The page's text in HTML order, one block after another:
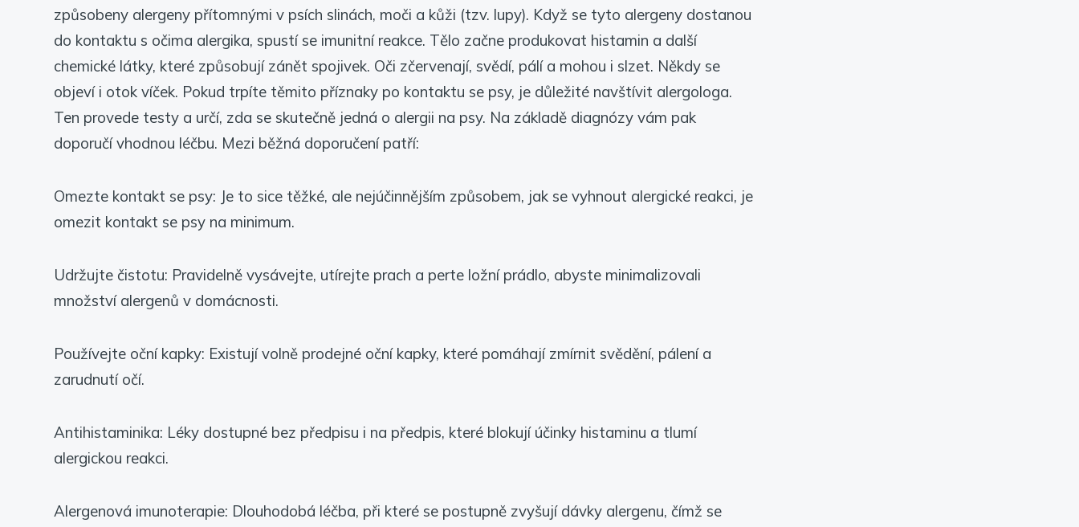
způsobeny alergeny přítomnými v psích slinách, moči a kůži (tzv. lupy). Když se tyto alergeny dostanou
do kontaktu s očima alergika, spustí se imunitní reakce. Tělo začne produkovat histamin a další
chemické látky, které způsobují zánět spojivek. Oči zčervenají, svědí, pálí a mohou i slzet. Někdy se
objeví i otok víček. Pokud trpíte těmito příznaky po kontaktu se psy, je důležité navštívit alergologa.
Ten provede testy a určí, zda se skutečně jedná o alergii na psy. Na základě diagnózy vám pak
doporučí vhodnou léčbu. Mezi běžná doporučení patří:
Omezte kontakt se psy: Je to sice těžké, ale nejúčinnějším způsobem, jak se vyhnout alergické reakci, je
omezit kontakt se psy na minimum.
Udržujte čistotu: Pravidelně vysávejte, utírejte prach a perte ložní prádlo, abyste minimalizovali
množství alergenů v domácnosti.
Používejte oční kapky: Existují volně prodejné oční kapky, které pomáhají zmírnit svědění, pálení a
zarudnutí očí.
Antihistaminika: Léky dostupné bez předpisu i na předpis, které blokují účinky histaminu a tlumí
alergickou reakci.
Alergenová imunoterapie: Dlouhodobá léčba, při které se postupně zvyšují dávky alergenu, čímž se